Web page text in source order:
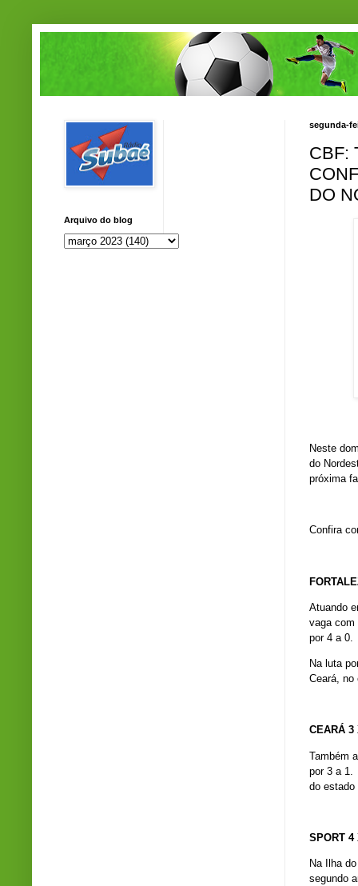
segunda-
CBF:
DO
Neste
do
próxima
Confira
Atuando
vaga com
por 4 a 0.
Na luta
Ceará, no
CEARÁ 3
Também
por 3 a 1.
do estado
SPORT 4
Na Ilha
segundo
Arquivo do blog